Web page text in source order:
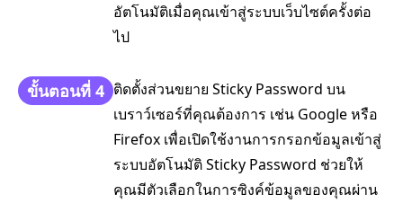
อัตโนมัติเมื่อคุณเข้าสู่ระบบเว็บไซต์ครั้งต่อ
ไป
ขั้นตอนที่ 4 ติดตั้งส่วนขยาย Sticky Password บน
เบราว์เซอร์ที่คุณต้องการ เช่น Google หรือ
Firefox เพื่อเปิดใช้งานการกรอกข้อมูลเข้าสู่
ระบบอัตโนมัติ Sticky Password ช่วยให้
คุณมีตัวเลือกในการซิงค์ข้อมูลของคุณผ่าน